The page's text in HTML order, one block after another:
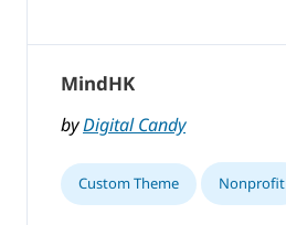
MindHK
byDigital Candy
Custom Theme Nonprofit